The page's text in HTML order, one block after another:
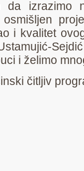
da izrazimo
i kvalitet
i želimo
čitljiv